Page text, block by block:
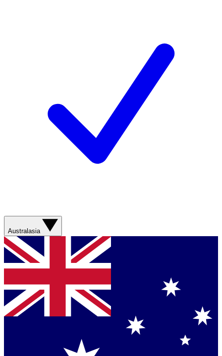
Australasia